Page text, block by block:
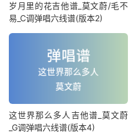
岁月里的花吉他谱_莫文蔚/毛不
易_C调弹唱六线谱(版本2)
这世界那么多人吉他谱_莫文蔚
_G调弹唱六线谱(版本4)